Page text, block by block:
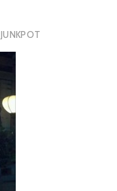
JUNKPOT